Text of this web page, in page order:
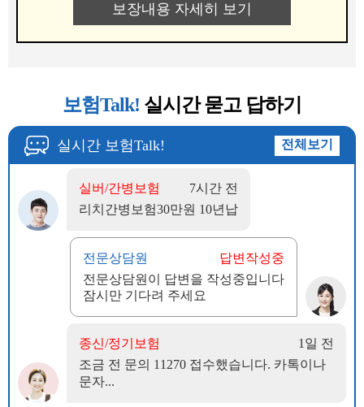
보장내용 자세히 보기